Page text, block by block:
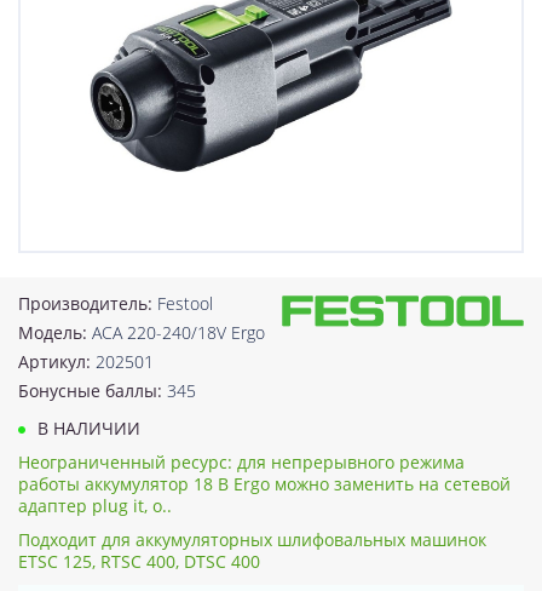
Производитель: Festool
Модель: ACA 220-240/18V Ergo
Артикул: 202501
Бонусные баллы: 345
В НАЛИЧИИ
Неограниченный ресурс: для непрерывного режима
работы аккумулятор 18 В Ergo можно заменить на сетевой
адаптер plug it, о..
Подходит для аккумуляторных шлифовальных машинок
ETSC 125, RTSC 400, DTSC 400